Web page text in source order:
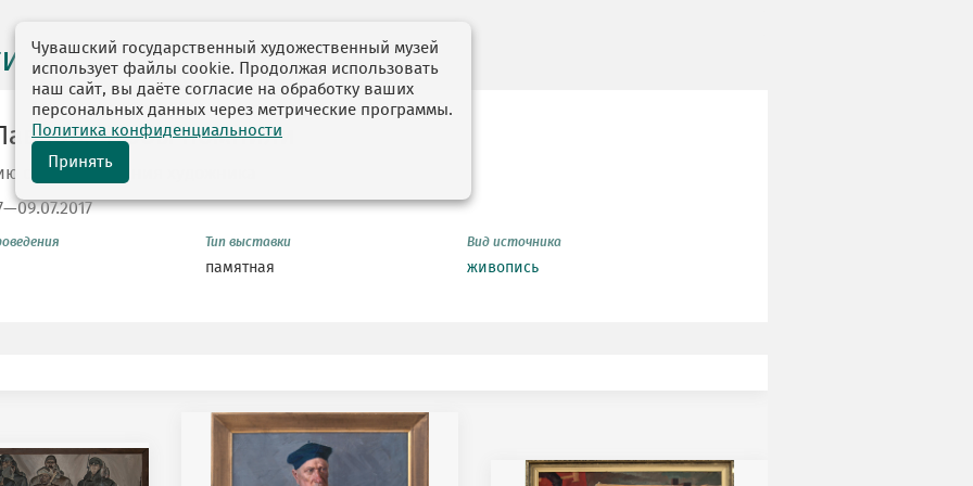
выставок
Чтобы помнили
со дня рождения художника
Тип выставки
памятная
Вид источника
живопись
Чувашский государственный художественный музей
использует файлы cookie. Продолжая использовать
наш сайт, вы даёте согласие на обработку ваших
персональных данных через метрические программы.
Политика конфиденциальности
Принять